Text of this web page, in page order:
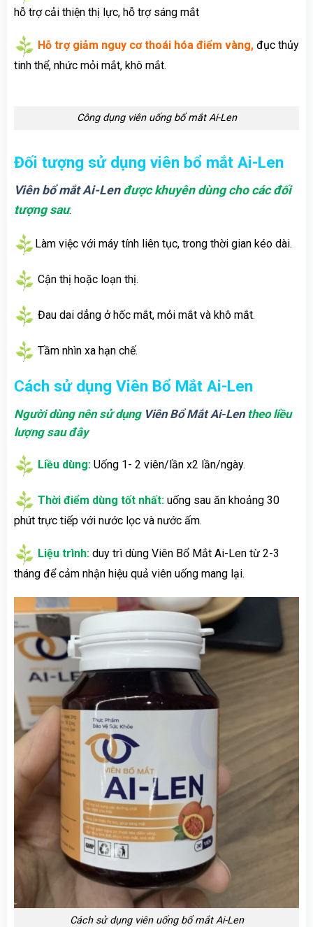
hỗ trợ cải thiện thị lực, hỗ trợ sáng mắt
Hỗ trợ giảm nguy cơ thoái hóa điểm vàng,đục thủy
tinh thể, nhức mỏi mắt, khô mắt.
Công dụng viên uống bổ mắt Ai-Len
Đối tượng sử dụng viên bổ mắt Ai-Len
Viên bổ mắt Ai-Lenđược khuyên dùng cho các đối
tượng sau:
Làm việc với máy tính liên tục, trong thời gian kéo dài.
Cận thị hoặc loạn thị.
Đau dai dẳng ở hốc mắt, mỏi mắt và khô mắt.
Tầm nhìn xa hạn chế.
Cách sử dụng Viên Bổ Mắt Ai-Len
Người dùng nên sử dụng Viên Bổ Mắt Ai-Lentheo liều
lượng sau đây
Liều dùng:Uống 1- 2 viên/lần x2 lần/ngày.
Thời điểm dùng tốt nhất:uống sau ăn khoảng 30
phút trực tiếp với nước lọc và nước ấm.
Liệu trình: duy trì dùng Viên Bổ Mắt Ai-Len từ 2-3
tháng để cảm nhận hiệu quả viên uống mang lại.
Cách sử dụng viên uống bổ mắt Ai-Len